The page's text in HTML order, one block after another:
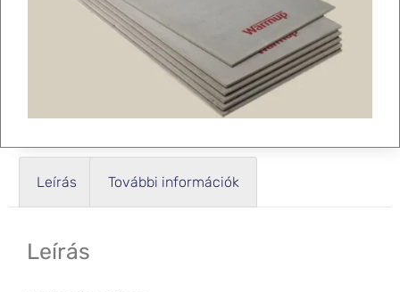
Leírás További információk
Leírás